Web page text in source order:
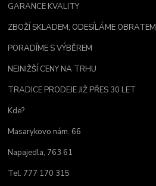
GARANCE KVALITY
ZBOŽÍ SKLADEM, ODESÍLÁME OBRATEM
PORADÍME S VÝBĚREM
NEJNIŽŠÍ CENY NA TRHU
TRADICE PRODEJE JIŽ PŘES 30 LET
Kde?
Masarykovo nám. 66
Napajedla, 763 61
Tel. 777 170 315